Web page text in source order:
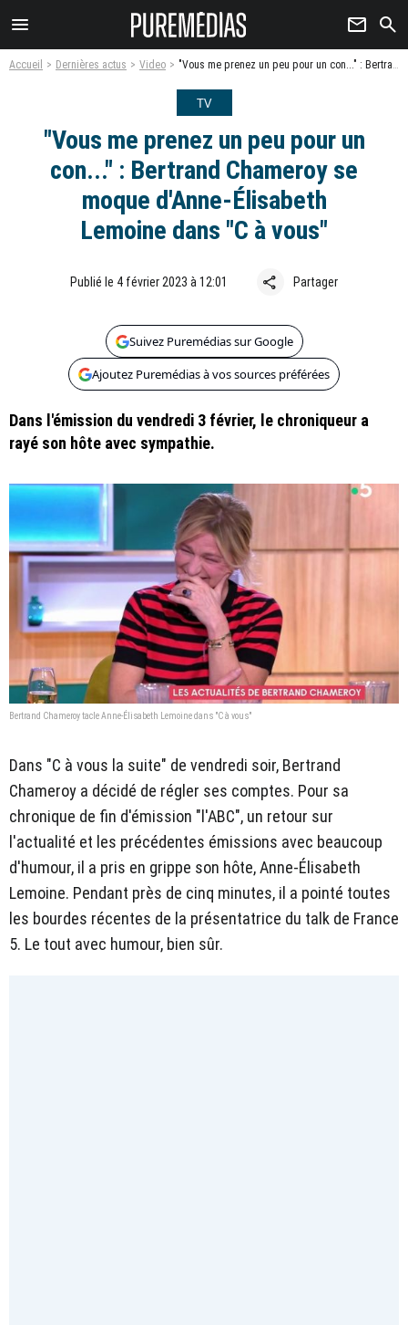
menu newsletter search
Accueil Dernières actus Video "Vous me prenez un peu pour un con..." : Bertrand Chameroy se moque d'Anne-Élisabeth Lemoine dans "C à vous"
TV
"Vous me prenez un peu pour un
con..." : Bertrand Chameroy se
moque d'Anne-Élisabeth
Lemoine dans "C à vous"
Publié le 4 février 2023 à 12:01 share Partager
Suivez Puremédias sur Google
Ajoutez Puremédias à vos sources préférées
Dans l'émission du vendredi 3 février, le chroniqueur a
rayé son hôte avec sympathie.
Bertrand Chameroy tacle Anne-Élisabeth Lemoine dans "C à vous"
Dans "C à vous la suite" de vendredi soir, Bertrand
Chameroy a décidé de régler ses comptes. Pour sa
chronique de fin d'émission "l'ABC", un retour sur
l'actualité et les précédentes émissions avec beaucoup
d'humour, il a pris en grippe son hôte, Anne-Élisabeth
Lemoine. Pendant près de cinq minutes, il a pointé toutes
les bourdes récentes de la présentatrice du talk de France
5. Le tout avec humour, bien sûr.